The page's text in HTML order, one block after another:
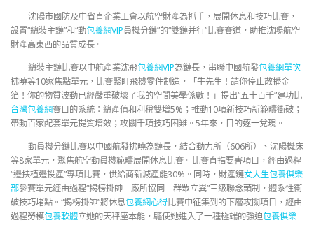
沈陽市國防及中省直企業工會以航空財產為抓手，展開休息和技巧比賽，
設置“總裝主鏈”和“動包養網VIP員機分鏈”的“雙鏈并行”比賽賽道，助推沈陽航空
財產高東西的品質成長。
總裝主鏈比賽以中航產業沈飛包養網VIP為鏈長，串聯中國航發包養網單次
拂曉等10家焦點單元，比賽緊盯飛機零件制造，「牛先生！請你停止散播金
箔！你的物質波動已經嚴重破壞了我的空間美學係數！」提出“五十百千”建功比
台灣包養網賽目的系統：總產值和利稅雙增5%；推動10項新技巧新範疇衝破；
帶動百家配套單元提質增效；攻關千項技巧困難。5年來，目的逐一兌現。
動員機分鏈比賽以中國航發拂曉為鏈長，結合動力所（606所）、沈陽機床
等8家單元，聚焦航空動員機範疇展開休息比賽。比賽直指要害項目，經由過程
“邊扶植邊投產”專項比賽，供給商新減產能30%。同時，財產鏈女大生包養俱樂
部參賽單元經由過程“揭榜掛帥—廠所協同—群眾立異”三級聯念頭制，體系性衝
破技巧堵點。“揭榜掛帥”將休息包養網心得比賽中征集到的下層攻關項目，經由
過程勞模包養軟體立她的天秤座本能，驅使她進入了一種極端的強迫包養俱樂